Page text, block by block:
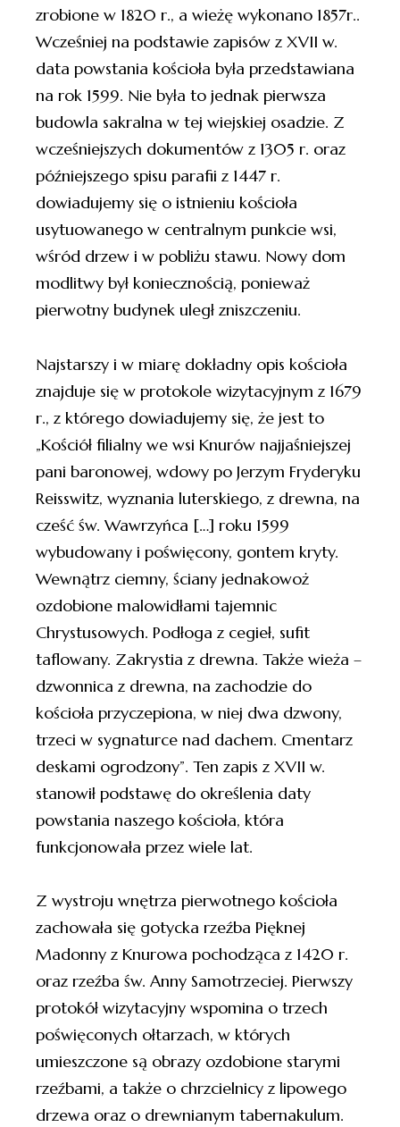
zrobione w 1820 r., a wieżę wykonano 1857r..
Wcześniej na podstawie zapisów z XVII w.
data powstania kościoła była przedstawiana
na rok 1599. Nie była to jednak pierwsza
budowla sakralna w tej wiejskiej osadzie. Z
wcześniejszych dokumentów z 1305 r. oraz
późniejszego spisu parafii z 1447 r.
dowiadujemy się o istnieniu kościoła
usytuowanego w centralnym punkcie wsi,
wśród drzew i w pobliżu stawu. Nowy dom
modlitwy był koniecznością, ponieważ
pierwotny budynek uległ zniszczeniu.
Najstarszy i w miarę dokładny opis kościoła
znajduje się w protokole wizytacyjnym z 1679
r., z którego dowiadujemy się, że jest to
„Kościół filialny we wsi Knurów najjaśniejszej
pani baronowej, wdowy po Jerzym Fryderyku
Reisswitz, wyznania luterskiego, z drewna, na
cześć św. Wawrzyńca […] roku 1599
wybudowany i poświęcony, gontem kryty.
Wewnątrz ciemny, ściany jednakowoż
ozdobione malowidłami tajemnic
Chrystusowych. Podłoga z cegieł, sufit
taflowany. Zakrystia z drewna. Także wieża –
dzwonnica z drewna, na zachodzie do
kościoła przyczepiona, w niej dwa dzwony,
trzeci w sygnaturce nad dachem. Cmentarz
deskami ogrodzony”. Ten zapis z XVII w.
stanowił podstawę do określenia daty
powstania naszego kościoła, która
funkcjonowała przez wiele lat.
Z wystroju wnętrza pierwotnego kościoła
zachowała się gotycka rzeźba Pięknej
Madonny z Knurowa pochodząca z 1420 r.
oraz rzeźba św. Anny Samotrzeciej. Pierwszy
protokół wizytacyjny wspomina o trzech
poświęconych ołtarzach, w których
umieszczone są obrazy ozdobione starymi
rzeźbami, a także o chrzcielnicy z lipowego
drzewa oraz o drewnianym tabernakulum.